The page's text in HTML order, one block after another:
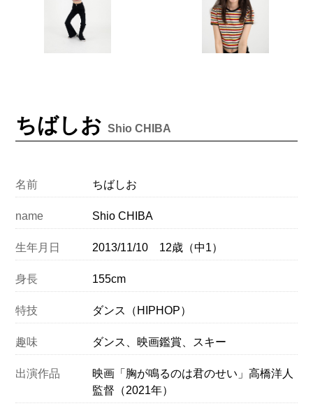
ちばしおShio CHIBA
名前 ちばしお
name Shio CHIBA
生年月日 2013/11/10 12歳（中1）
身長 155cm
特技 ダンス（HIPHOP）
趣味 ダンス、映画鑑賞、スキー
出演作品
映画「胸が鳴るのは君のせい」高橋洋人
監督（2021年）